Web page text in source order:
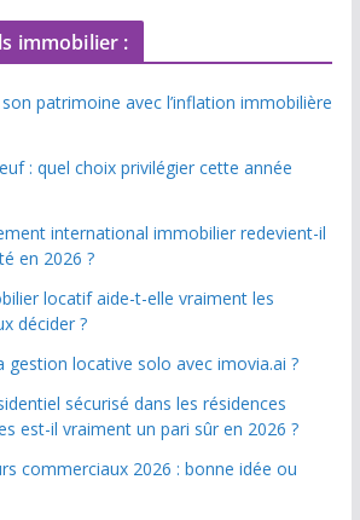
immobilier :
patrimoine avec l’inflation immobilière
: quel choix privilégier cette année
international immobilier redevient-il
en 2026 ?
locatif aide-t-elle vraiment les
décider ?
gestion locative solo avec imovia.ai ?
sécurisé dans les résidences
est-il vraiment un pari sûr en 2026 ?
commerciaux 2026 : bonne idée ou